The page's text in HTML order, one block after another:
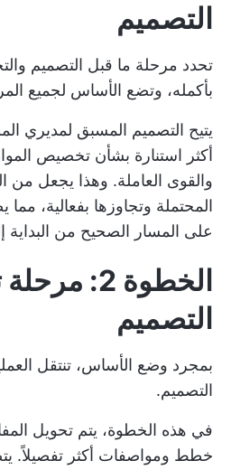
التصميم
تحدد مرحلة ما قبل التصميم
بأكمله، وتضع الأساس لجميع
يتيح التصميم المسبق لمديري
أكثر استنارة بشأن تخصيص
والقوى العاملة. وهذا يجعل من
المحتملة وتجاوزها بفعالية،
على المسار الصحيح من البداية
الخطوة 2:
التصميم
بمجرد وضع الأساس، تنتقل
التصميم.
في هذه الخطوة، يتم تحويل
خطط ومواصفات أكثر تفصيلاً.